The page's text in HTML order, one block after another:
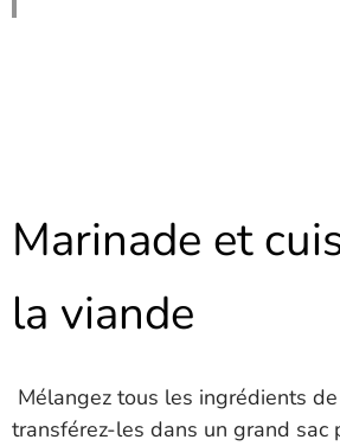
Marinade et
la viande
Mélangez tous les ingrédients
transférez-les dans un grand sac